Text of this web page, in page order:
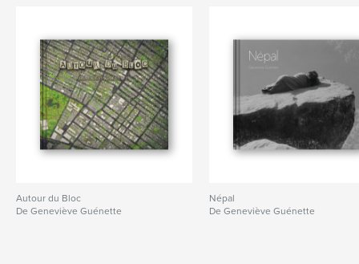
Autour du Bloc
De Geneviève Guénette
Népal
De Geneviève Guénette